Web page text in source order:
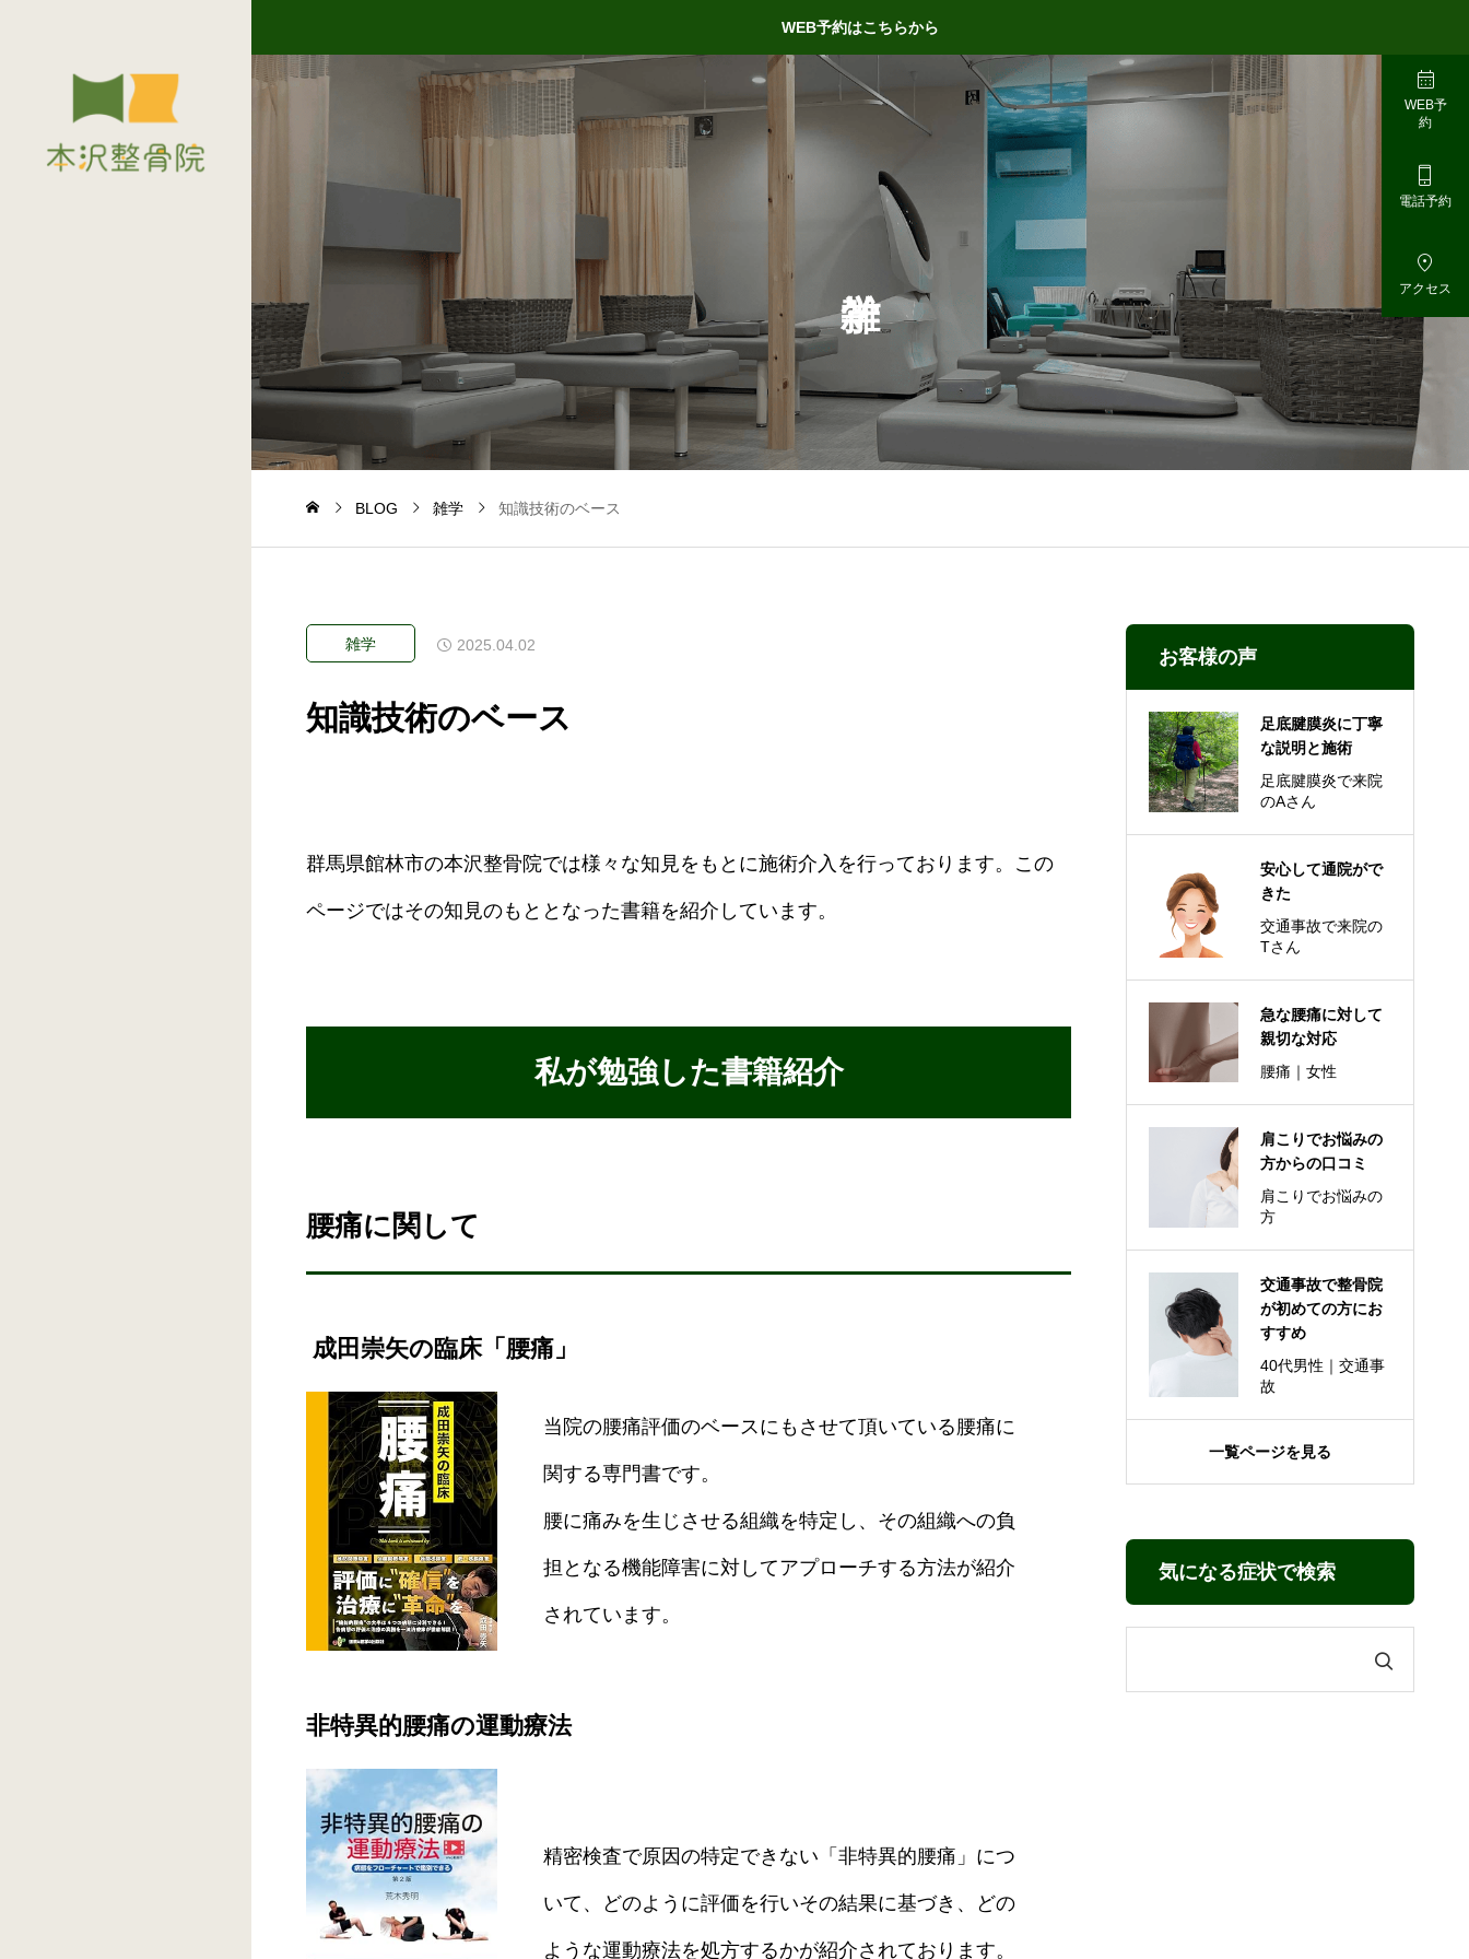
WEB予約はこちらから

WEB予
約

電話予約

アクセス
BLOG 雑学 知識技術のベース
雑学 2025.04.02
知識技術のベース
群馬県館林市の本沢整骨院では様々な知見をもとに施術介入を行っております。この
ページではその知見のもととなった書籍を紹介しています。
私が勉強した書籍紹介
腰痛に関して
成田崇矢の臨床「腰痛」
当院の腰痛評価のベースにもさせて頂いている腰痛に
関する専門書です。
腰に痛みを生じさせる組織を特定し、その組織への負
担となる機能障害に対してアプローチする方法が紹介
されています。
非特異的腰痛の運動療法
精密検査で原因の特定できない「非特異的腰痛」につ
いて、どのように評価を行いその結果に基づき、どの
ような運動療法を処方するかが紹介されております。
お客様の声
足底腱膜炎に丁寧
な説明と施術
足底腱膜炎で来院
のAさん
安心して通院がで
きた
交通事故で来院の
Tさん
急な腰痛に対して
親切な対応
腰痛｜女性
肩こりでお悩みの
方からの口コミ
肩こりでお悩みの
方
交通事故で整骨院
が初めての方にお
すすめ
40代男性｜交通事
故
一覧ページを見る
気になる症状で検索